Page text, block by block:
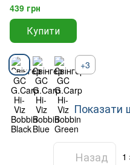
439 грн
Купити
+3
Показати
Назад 1